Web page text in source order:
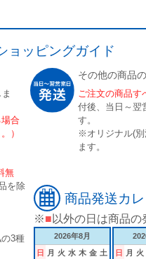
ョッピングガイド
場合
）
無
を除
3種
その他の商品
ご注文の商品す
付後、当日～翌
す。
※オリジナル(別
ます。
商品発送カ
※■以外の日は商品の
2026年8月
日 月 火 水 木 金 土
日 月 火